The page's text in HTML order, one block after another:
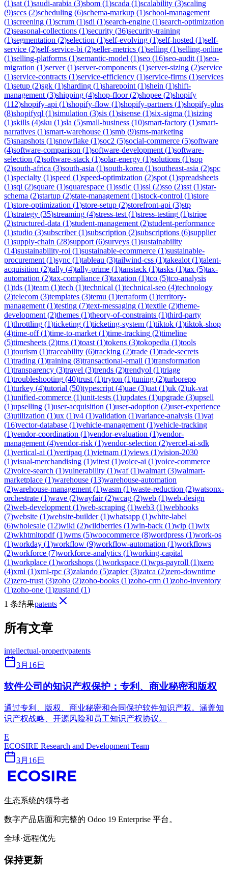
(1)sat (1)saudi-arabia (3)sbom (1)scada (1)scalability (3)scaling
(9)sccs (2)scheduling (6)schema-markup (1)school-management
(1)screening (1)scrum (1)sdi (1)search-engine (1)search-optimization
(2)seasonal-collections (1)security (36)security-training
(1)segmentation (2)selection (1)self-evolving (1)self-hosted (1)self-
service (2)self-service-bi (2)seller-metrics (1)selling (1)selling-online
(1)selling-platforms (1)semantic-model (1)seo (16)seo-audit (1)seo-
migration (1)server(1)server-components (1)server-sizing (2)service
(1)service-contracts (1)service-efficiency (1)service-firms (1)services
(1)setup (2)sgk (1)sharding (1)sharepoint (1)shein (1)shift-
management (3)shipping (4)shop-floor(2)shopee (2)shopify
(112)shopify-api (1)shopify-flow (1)shopify-partners (1)shopify-plus
(8)shopifyql (1)simulation (3)sis (1)sisense (1)six-sigma (1)sizing
(1)skills (4)sku (1)sla (5)small-business (10)smart-factory (1)smart-
narratives (1)smart-warehouse (1)smb (9)sms-marketing
(5)snapshots (1)snowflake (1)soc2 (5)social-commerce (5)software
(4)software-comparison (1)software-development (1)software-
selection (2)software-stack (1)solar-energy (1)solutions (1)sop
(2)south-africa (3)south-asia (1)south-korea (1)southeast-asia (2)spc
(1)specialty (1)speed (1)speed-optimization (2)spot (1)spreadsheets
(1)sql (2)square (1)squarespace (1)ssdlc (1)ssl (2)sso (2)sst (1)star-
schema (2)startup (2)state-management (1)stock-control (1)store
(1)store-optimization (1)store-setup (2)storefront-api (3)stp
(1)strategy (35)streaming (4)stress-test (1)stress-testing (1)stripe
(2)structured-data (1)student-management (2)student-performance
(1)studio (3)subscriber(1)subscription (2)subscriptions (6)supplier
(1)supply-chain (28)support (6)surveys (1)sustainability
(14)sustainability-roi (1)sustainable-ecommerce (1)sustainable-
procurement (1)sync (1)tableau (3)tailwind-css (1)takealot (1)talent-
acquisition (2)tally (4)tally-prime (1)tanstack (1)tasks (1)tax (5)tax-
automation (2)tax-compliance (3)taxation (1)tco (5)tco-analysis
(1)tds (1)team (1)tech (1)technical (1)technical-seo (4)technology
(2)telecom (3)templates (3)temu (1)terraform (1)territory-
management (1)testing (7)text-messaging (1)textile (2)theme-
development (2)themes (1)theory-of-constraints (1)third-party
(1)throttling (1)ticketing (1)ticketing-system (1)tiktok (1)tiktok-shop
(4)time-off(1)time-to-market (1)time-tracking (2)timeline
(5)timesheets (2)tms (1)toast (1)tokens (3)tokopedia (1)tools
(1)tourism (1)traceability (6)tracking (2)trade (1)trade-secrets
(1)trading (1)training (8)transactional-email (1)transformation
(1)transparency (3)travel (3)trends (2)trendyol (1)triage
(1)troubleshooting (40)trust (1)tryton (1)tuning (2)turborepo
(1)turkey (4)tutorial (50)typescript (4)uae (3)uat (1)uk (2)uk-vat
(1)unified-commerce (1)unit-tests (1)updates (1)upgrade (3)upsell
(1)upselling (1)user-acquisition (1)user-adoption (2)user-experience
(3)utilization (1)ux (1)v4 (1)validation (1)variance-analysis (1)vat
(16)vector-database (1)vehicle-management (1)vehicle-tracking
(1)vendor-coordination (1)vendor-evaluation (1)vendor-
management (4)vendor-risk (1)vendor-selection (2)vercel-ai-sdk
(1)vertical-ai (1)vertipaq (1)vietnam (1)views (1)vision-2030
(1)visual-merchandising (1)vitest (1)voice-ai (1)voice-commerce
(2)voice-search (1)vulnerability (1)waf(1)walmart (3)walmart-
marketplace (1)warehouse (13)warehouse-automation
(2)warehouse-management (1)wasm (1)waste-reduction (2)watsonx-
orchestrate (1)wave (2)wayfair(2)wcag (2)web (1)web-design
(2)web-development (1)web-scraping (1)web3 (1)webhooks
(7)website (1)website-builder(1)whatsapp (1)white-label
(6)wholesale (12)wiki (2)wildberries (1)win-back (1)wip (1)wix
(2)wkhtmltopdf(1)wms (5)woocommerce (8)wordpress (1)work-os
(1)workday (1)workflow (9)workflow-automation (1)workflows
(2)workforce (7)workforce-analytics (1)working-capital
(1)workplace (1)workshops (1)workspace (1)wps-payroll (1)xero
(4)xml (1)xml-rpc (3)zalando (5)zapier(3)zatca (2)zero-downtime
(2)zero-trust (3)zoho (2)zoho-books (1)zoho-crm (1)zoho-inventory
(1)zoho-one (1)zustand (1)
1 条结果patents
所有文章
intellectual-propertypatents
3月16日
软件公司的知识产权保护：专利、商业秘密和版权
通过专利、版权、商业秘密和合同保护软件知识产权。涵盖知
识产权战略、开源风险和员工知识产权协议。
E
ECOSIRE Research and Development Team
3月16日
生态系统的领导者
数字产品店面和完整的 Odoo 19 Enterprise 平台。
全球·远程优先
保持更新